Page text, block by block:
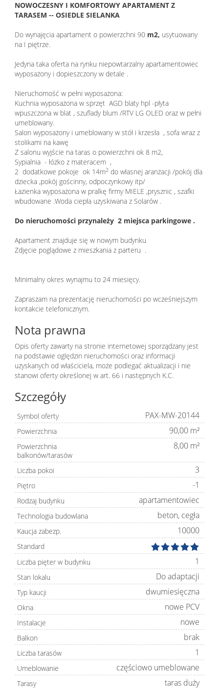
NOWOCZESNY I KOMFORTOWY APARTAMENT Z
TARASEM -- OSIEDLE SIELANKA
Do wynajęcia apartament o powierzchni 90 m2, usytuowany
na I piętrze.
Jedyna taka oferta na rynku niepowtarzalny apartamentowiec
wyposażony i dopieszczony w detale .
Nieruchomość w pełni wyposażona:
Kuchnia wyposażona w sprzęt AGD blaty hpl -płyta
wpuszczona w blat , szuflady blum /RTV LG OLED oraz w pełni
umeblowany.
Salon wyposażony i umeblowany w stół i krzesła , sofa wraz z
stolikami na kawę
Z salonu wyjście na taras o powierzchni ok 8 m2,
Sypialnia - łóżko z materacem ,
2 dodatkowe pokoje ok 14m2 do własnej aranżacji /pokój dla
dziecka ,pokój gościnny, odpoczynkowy itp/
Łazienka wyposażona w pralkę firmy MIELE ,prysznic , szafki
wbudowane .Woda ciepła uzyskiwana z Solarów .
Do nieruchomości przynależy 2 miejsca parkingowe .
Apartament znajduje się w nowym budynku
Zdjęcie poglądowe z mieszkania z parteru .
Minimalny okres wynajmu to 24 miesięcy.
Zapraszam na prezentację nieruchomości po wcześniejszym
kontakcie telefonicznym.
Nota prawna
Opis oferty zawarty na stronie internetowej sporządzany jest
na podstawie oględzin nieruchomości oraz informacji
uzyskanych od właściciela, może podlegać aktualizacji i nie
stanowi oferty określonej w art. 66 i następnych K.C.
Szczegóły
Symbol oferty PAX-MW-20144
Powierzchnia 90,00 m²
Powierzchnia
balkonów/tarasów
8,00 m²
Liczba pokoi 3
Piętro -1
Rodzaj budynku apartamentowiec
Technologia budowlana beton, cegła
Kaucja zabezp. 10000
Standard
Liczba pięter w budynku
1
Stan lokalu Do adaptacji
Typ kaucji dwumiesięczna
Okna nowe PCV
Instalacje nowe
Balkon brak
Liczba tarasów 1
Umeblowanie częściowo umeblowane
Tarasy taras duży